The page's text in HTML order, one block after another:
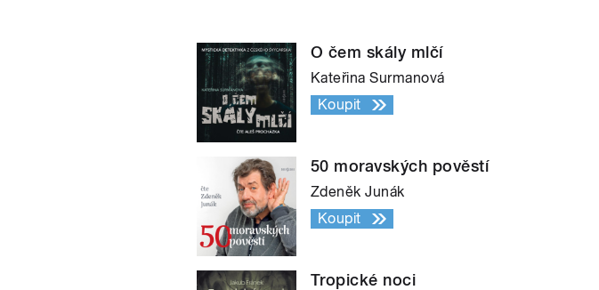
O čem skály mlčí
Kateřina Surmanová
Koupit
50 moravských pověstí
Zdeněk Junák
Koupit
Tropické noci